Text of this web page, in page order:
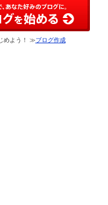
めよう！ ≫ブログ作成